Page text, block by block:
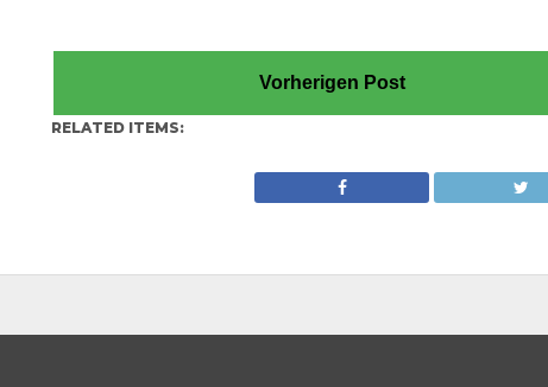
Vorherigen Post
RELATED ITEMS: